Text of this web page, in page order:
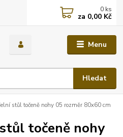
Menu
Hledat
0 ks
za 0,00 Kč
stůl točeně nohy 05 rozměr 80x60 cm
točeně nohy